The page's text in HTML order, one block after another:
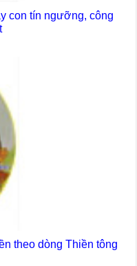
con tín ngưỡng, công
theo dòng Thiền tông